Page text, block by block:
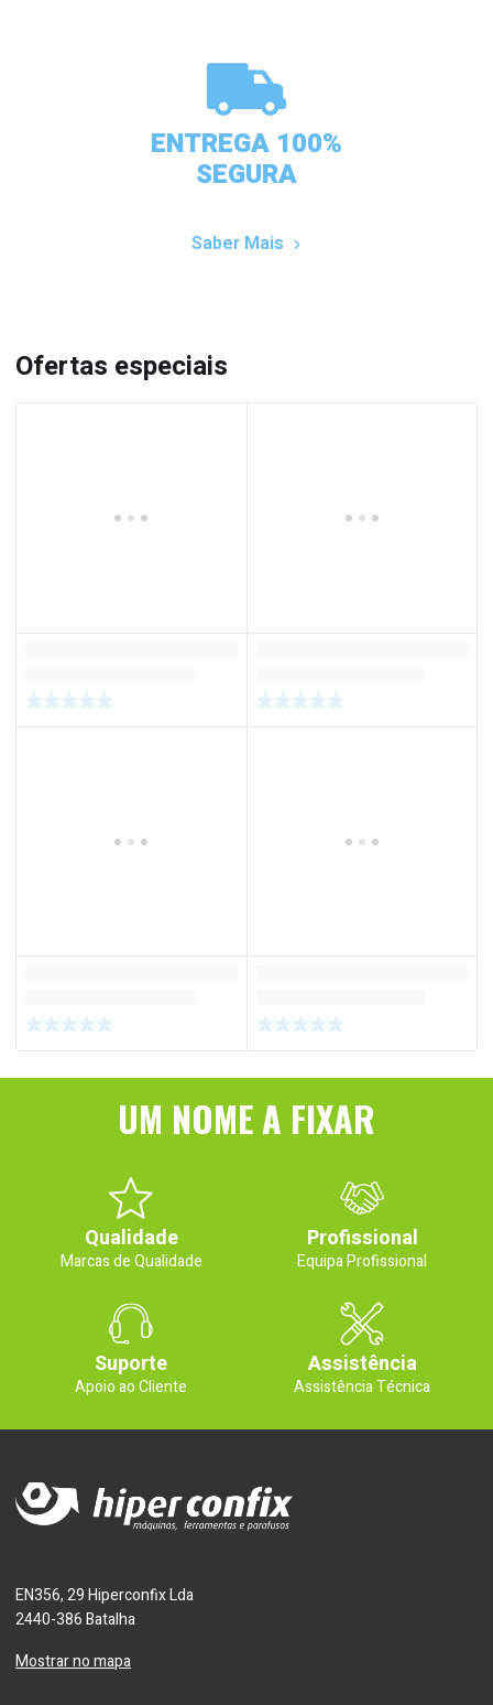
ENTREGA 100%
SEGURA
Saber Mais
Ofertas especiais
UM NOME A FIXAR
Qualidade
Marcas de Qualidade
Profissional
Equipa Profissional
Suporte
Apoio ao Cliente
Assistência
Assistência Técnica
EN356, 29 Hiperconfix Lda
2440-386 Batalha
Mostrar no mapa